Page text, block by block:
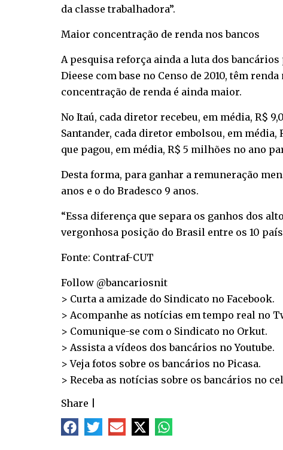
da classe trabalhadora”.
Maior concentração de renda nos bancos
A pesquisa reforça ainda a luta dos
Dieese com base no Censo de 2010, têm
concentração de renda é ainda maior.
No Itaú, cada diretor recebeu, em média, R$
Santander, cada diretor embolsou, em média,
que pagou, em média, R$ 5 milhões no ano
Desta forma, para ganhar a remuneração
anos e o do Bradesco 9 anos.
“Essa diferença que separa os ganhos dos
vergonhosa posição do Brasil entre os 10
Fonte: Contraf-CUT
Follow @bancariosnit
> Curta a amizade do Sindicato no Facebook.
> Acompanhe as notícias em tempo real no
> Comunique-se com o Sindicato no Orkut.
> Assista a vídeos dos bancários noYoutube.
> Veja fotos sobre os bancários no Picasa.
> Receba as notícias sobre os bancários no
Share